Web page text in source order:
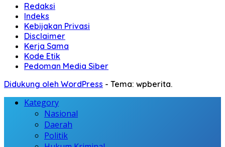
Redaksi
Indeks
Kebijakan Privasi
Disclaimer
Kerja Sama
Kode Etik
Pedoman Media Siber
Didukung oleh WordPress - Tema: wpberita.
Kategory
Nasional
Daerah
Politik